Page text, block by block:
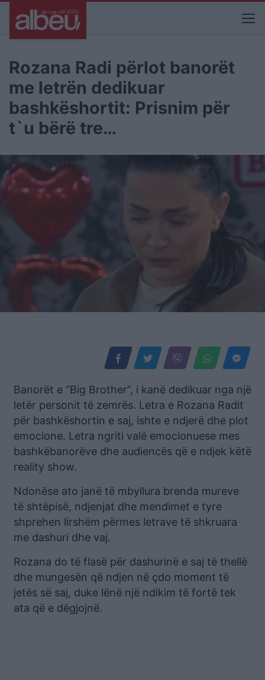
Rozana Radi përlot banorët
me letrën dedikuar
bashkëshortit: Prisnim për
t`u bërë tre…
Banorët e “Big Brother”, i kanë dedikuar nga një
letër personit të zemrës. Letra e Rozana Radit
për bashkëshortin e saj, ishte e ndjerë dhe plot
emocione. Letra ngriti valë emocionuese mes
bashkëbanorëve dhe audiencës që e ndjek këtë
reality show.
Ndonëse ato janë të mbyllura brenda mureve
të shtëpisë, ndjenjat dhe mendimet e tyre
shprehen lirshëm përmes letrave të shkruara
me dashuri dhe vaj.
Rozana do të flasë për dashurinë e saj të thellë
dhe mungesën që ndjen në çdo moment të
jetës së saj, duke lënë një ndikim të fortë tek
ata që e dëgjojnë.